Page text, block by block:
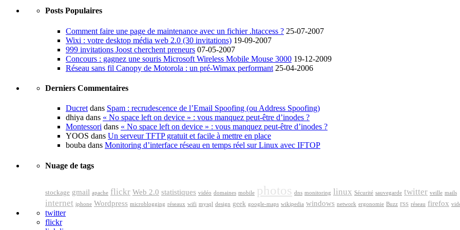
Posts Populaires
Comment faire une page de maintenance avec un fichier .htaccess ? 25-07-2007
Wixi : votre desktop média web 2.0 (30 invitations) 19-09-2007
999 invitations Joost cherchent preneurs 07-05-2007
Concours : gagnez une souris Microsoft Wireless Mobile Mouse 3000 19-12-2009
Réseau sans fil Canopy de Motorola : un pré-Wimax performant 25-04-2006
Derniers Commentaires
Ducret dans Spam : recrudescence de l’Email Spoofing (ou Address Spoofing)
dhiya dans « No space left on device » : vous manquez peut-être d’inodes ?
Montessori dans « No space left on device » : vous manquez peut-être d’inodes ?
YOOS dans Un serveur TFTP gratuit et facile à mettre en place
bouba dans Monitoring d’interface réseau en temps réel sur Linux avec IFTOP
Nuage de tags
stockage gmail apache flickr Web 2.0 statistiques vidéo domaines mobile photos dns monitoring linux Sécurité sauvegarde twitter veille mails
internet iphone Wordpress microblogging réseaux wifi mysql design geek google-maps wikipedia windows network ergonomie Buzz rss réseau firefox
twitter
flickr